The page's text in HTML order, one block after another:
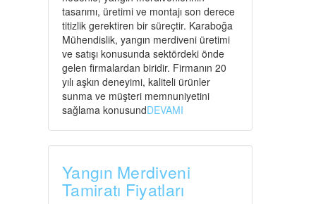
tasarımı, üretimi ve montajı son derece
titizlik gerektiren bir süreçtir. Karaboğa
Mühendislik, yangın merdiveni üretimi
ve satışı konusunda sektördeki önde
gelen firmalardan biridir. Firmanın 20
yılı aşkın deneyimi, kaliteli ürünler
sunma ve müşteri memnuniyetini
sağlama konusundDEVAMI
Yangın Merdiveni
Tamiratı Fiyatları